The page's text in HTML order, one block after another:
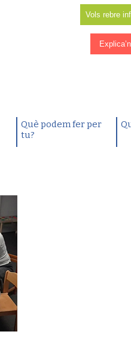
Vols rebre
Què podem fer per
tu?